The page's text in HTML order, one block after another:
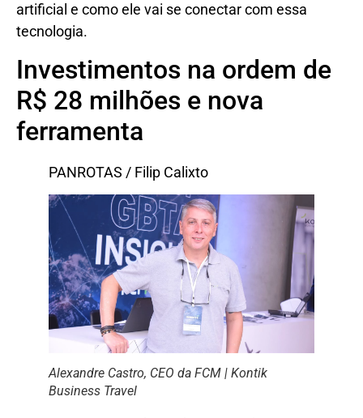
artificial e como ele vai se conectar com essa
tecnologia.
Investimentos na ordem de
R$ 28 milhões e nova
ferramenta
PANROTAS / Filip Calixto
Alexandre Castro, CEO da FCM | Kontik
Business Travel